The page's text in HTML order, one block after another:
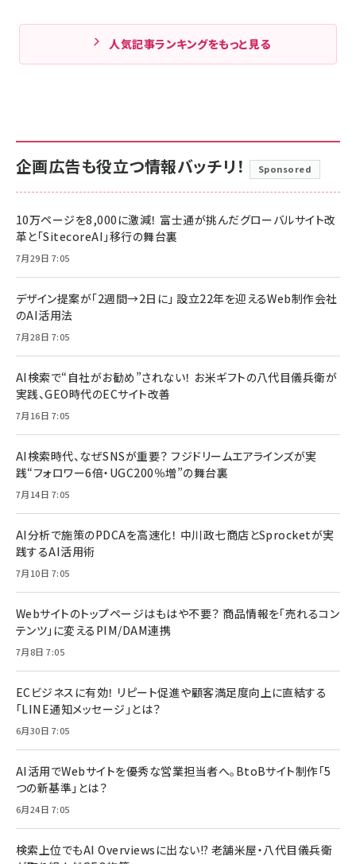
人気記事ランキングをもっと見る
企画広告も役立つ情報バッチリ！ Sponsored
10万ページを8,000に激減！ 富士通が挑んだグローバルサイト改
革と「SitecoreAI」移行の舞台裏
7月29日 7:05
デザイン提案が「2週間→2日に」 設立22年を迎えるWeb制作会社
のAI活用法
7月28日 7:05
AI検索で“自社がお勧め”されない！ お米ギフトの八代目儀兵衛が
実践、GEO時代のECサイト改善
7月16日 7:05
AI検索時代、なぜSNSが重要？ フジドリームエアラインズが実
践“フォロワー6倍・UGC200％増”の舞台裏
7月14日 7:05
AI分析で施策のPDCAを高速化！ 中川政七商店とSprocketが実
践するAI活用術
7月10日 7:05
Webサイトのトップページはもはや不要？ 商品情報を「売れるコン
テンツ」に変えるPIM/DAM連携
7月8日 7:05
ECビジネスに有効！ リピート促進や顧客満足度向上に直結する
「LINE通知メッセージ」とは？
6月30日 7:05
AI活用でWebサイトを優秀な営業担当者へ。BtoBサイト制作「5
つの新基準」とは？
6月24日 7:05
検索上位でもAI Overviewsに出ない!? 老舗米屋・八代目儀兵衛